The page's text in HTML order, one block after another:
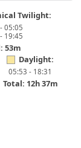
Twilight:
05:05
19:45
53m
Daylight:
05:53 - 18:31
Total: 12h 37m